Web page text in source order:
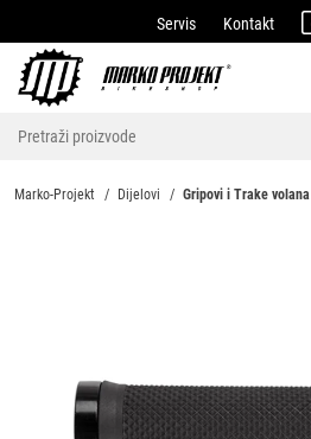
Servis Kontakt
Marko-Projekt Dijelovi Gripovi i Trake volana